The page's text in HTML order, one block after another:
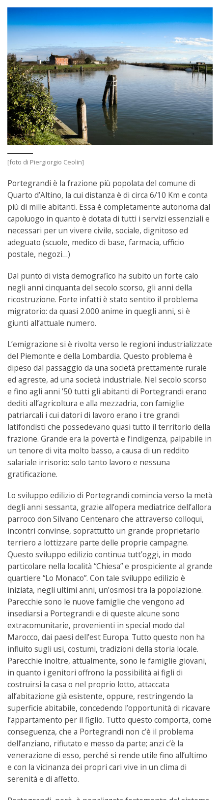
[foto di Piergiorgio Ceolin]
Portegrandi è la frazione più popolata del comune di
Quarto d’Altino, la cui distanza è di circa 6/10 Km e conta
più di mille abitanti. Essa è completamente autonoma dal
capoluogo in quanto è dotata di tutti i servizi essenziali e
necessari per un vivere civile, sociale, dignitoso ed
adeguato (scuole, medico di base, farmacia, ufficio
postale, negozi…)
Dal punto di vista demografico ha subito un forte calo
negli anni cinquanta del secolo scorso, gli anni della
ricostruzione. Forte infatti è stato sentito il problema
migratorio: da quasi 2.000 anime in quegli anni, si è
giunti all’attuale numero.
L’emigrazione si è rivolta verso le regioni industrializzate
del Piemonte e della Lombardia. Questo problema è
dipeso dal passaggio da una società prettamente rurale
ed agreste, ad una società industriale. Nel secolo scorso
e fino agli anni ’50 tutti gli abitanti di Portegrandi erano
dediti all’agricoltura e alla mezzadria, con famiglie
patriarcali i cui datori di lavoro erano i tre grandi
latifondisti che possedevano quasi tutto il territorio della
frazione. Grande era la povertà e l’indigenza, palpabile in
un tenore di vita molto basso, a causa di un reddito
salariale irrisorio: solo tanto lavoro e nessuna
gratificazione.
Lo sviluppo edilizio di Portegrandi comincia verso la metà
degli anni sessanta, grazie all’opera mediatrice dell’allora
parroco don Silvano Centenaro che attraverso colloqui,
incontri convinse, soprattutto un grande proprietario
terriero a lottizzare parte delle proprie campagne.
Questo sviluppo edilizio continua tutt’oggi, in modo
particolare nella località “Chiesa” e prospiciente al grande
quartiere “Lo Monaco”. Con tale sviluppo edilizio è
iniziata, negli ultimi anni, un’osmosi tra la popolazione.
Parecchie sono le nuove famiglie che vengono ad
insediarsi a Portegrandi e di queste alcune sono
extracomunitarie, provenienti in special modo dal
Marocco, dai paesi dell’est Europa. Tutto questo non ha
influito sugli usi, costumi, tradizioni della storia locale.
Parecchie inoltre, attualmente, sono le famiglie giovani,
in quanto i genitori offrono la possibilità ai figli di
costruirsi la casa o nel proprio lotto, attaccata
all’abitazione già esistente, oppure, restringendo la
superficie abitabile, concedendo l’opportunità di ricavare
l’appartamento per il figlio. Tutto questo comporta, come
conseguenza, che a Portegrandi non c’è il problema
dell’anziano, rifiutato e messo da parte; anzi c’è la
venerazione di esso, perché si rende utile fino all’ultimo
e con la vicinanza dei propri cari vive in un clima di
serenità e di affetto.